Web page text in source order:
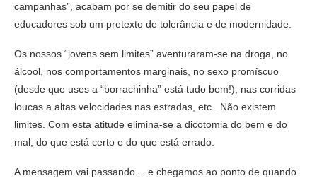
campanhas”, acabam por se demitir do seu papel de
educadores sob um pretexto de tolerância e de modernidade.
Os nossos “jovens sem limites” aventuraram-se na droga, no
álcool, nos comportamentos marginais, no sexo promíscuo
(desde que uses a “borrachinha” está tudo bem!), nas corridas
loucas a altas velocidades nas estradas, etc.. Não existem
limites. Com esta atitude elimina-se a dicotomia do bem e do
mal, do que está certo e do que está errado.
A mensagem vai passando… e chegamos ao ponto de quando